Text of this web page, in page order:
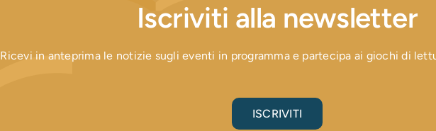
Iscriviti alla newsletter
Ricevi in anteprima le notizie sugli eventi in programma e partecipa ai giochi di
ISCRIVITI